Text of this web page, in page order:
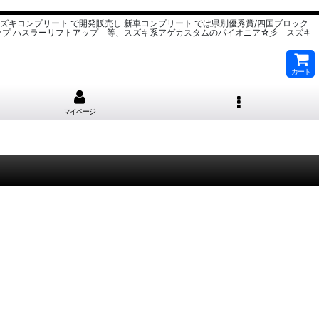
コンプリート で開発販売し 新車コンプリート では県別優秀賞/四国ブロック
プ ハスラーリフトアップ 等、スズキ系アゲカスタムのパイオニア☆彡 スズキ
カート
マイページ